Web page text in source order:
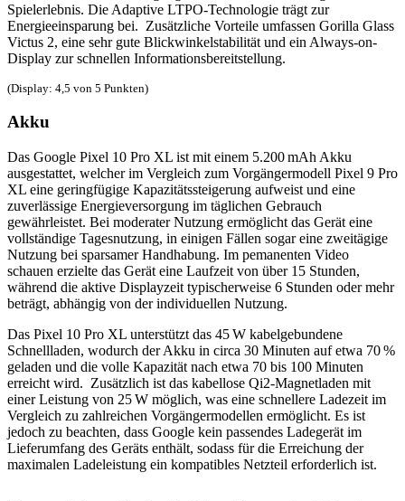
Spielerlebnis. Die Adaptive LTPO-Technologie trägt zur
Energieeinsparung bei. Zusätzliche Vorteile umfassen Gorilla Glass
Victus 2, eine sehr gute Blickwinkelstabilität und ein Always-on-
Display zur schnellen Informationsbereitstellung.
(Display: 4,5 von 5 Punkten)
Akku
Das Google Pixel 10 Pro XL ist mit einem 5.200 mAh Akku
ausgestattet, welcher im Vergleich zum Vorgängermodell Pixel 9 Pro
XL eine geringfügige Kapazitätssteigerung aufweist und eine
zuverlässige Energieversorgung im täglichen Gebrauch
gewährleistet. Bei moderater Nutzung ermöglicht das Gerät eine
vollständige Tagesnutzung, in einigen Fällen sogar eine zweitägige
Nutzung bei sparsamer Handhabung. Im pemanenten Video
schauen erzielte das Gerät eine Laufzeit von über 15 Stunden,
während die aktive Displayzeit typischerweise 6 Stunden oder mehr
beträgt, abhängig von der individuellen Nutzung.
Das Pixel 10 Pro XL unterstützt das 45 W kabelgebundene
Schnellladen, wodurch der Akku in circa 30 Minuten auf etwa 70 %
geladen und die volle Kapazität nach etwa 70 bis 100 Minuten
erreicht wird. Zusätzlich ist das kabellose Qi2-Magnetladen mit
einer Leistung von 25 W möglich, was eine schnellere Ladezeit im
Vergleich zu zahlreichen Vorgängermodellen ermöglicht. Es ist
jedoch zu beachten, dass Google kein passendes Ladegerät im
Lieferumfang des Geräts enthält, sodass für die Erreichung der
maximalen Ladeleistung ein kompatibles Netzteil erforderlich ist.